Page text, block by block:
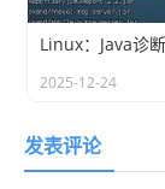
2025-12-24
发表评论